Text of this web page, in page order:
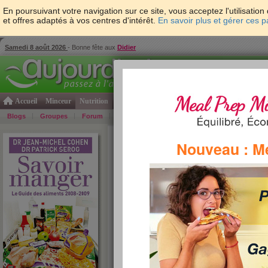
En poursuivant votre navigation sur ce site, vous acceptez
et offres adaptés à vos centres d'intérêt. En savoir plus et gérer ces
Samedi 8 août 2026 - Bonne fête aux Didier
Accueil Minceur Nutrition Psycho & tests Forme & santé
Blogs Groupes Forum Bons Plans
top des plats cuisinés
Retrouvez ci-dessous les meilleures des plats
Cohen et Patrick Sérog. Cliquez sur l'une des
consulter la composition d'un plat cuisiné que nous
»
Nouveau :